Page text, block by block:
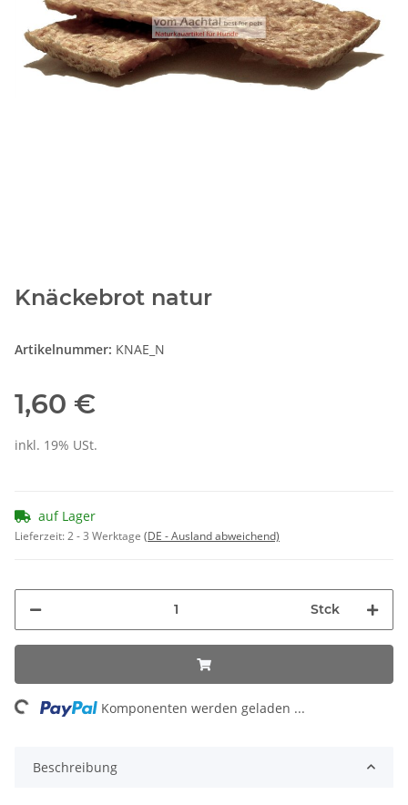
Knäckebrot natur
Artikelnummer: KNAE_N
1,60 €
inkl. 19% USt.
auf Lager
Lieferzeit:2 - 3 Werktage (DE - Ausland abweichend)
Stck
Komponenten werden geladen ...
Beschreibung